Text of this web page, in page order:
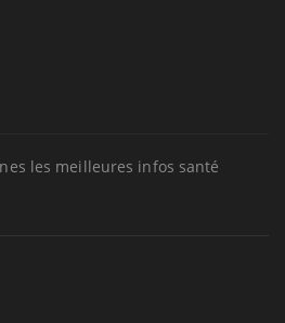
les meilleures infos santé